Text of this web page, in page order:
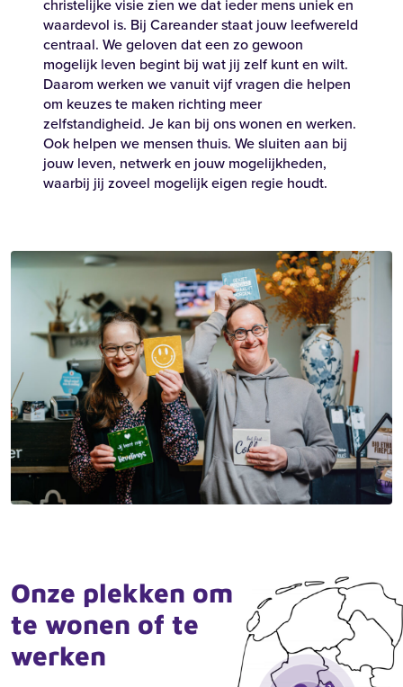
christelijke visie zien we dat ieder mens uniek en
waardevol is. Bij Careander staat jouw leefwereld
centraal. We geloven dat een zo gewoon
mogelijk leven begint bij wat jij zelf kunt en wilt.
Daarom werken we vanuit vijf vragen die helpen
om keuzes te maken richting meer
zelfstandigheid. Je kan bij ons wonen en werken.
Ook helpen we mensen thuis. We sluiten aan bij
jouw leven, netwerk en jouw mogelijkheden,
waarbij jij zoveel mogelijk eigen regie houdt.
Onze plekken om
te wonen of te
werken